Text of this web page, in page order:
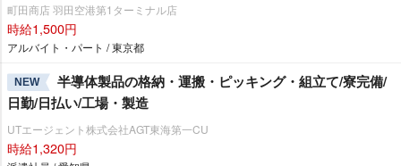
町田商店 羽田空港第1ターミナル店
時給1,500円
アルバイト・パート / 東京都
NEW
半導体製品の格納・運搬・ピッキング・組立て/寮完備/
日勤/日払い/工場・製造
UTエージェント株式会社AGT東海第一CU
時給1,320円